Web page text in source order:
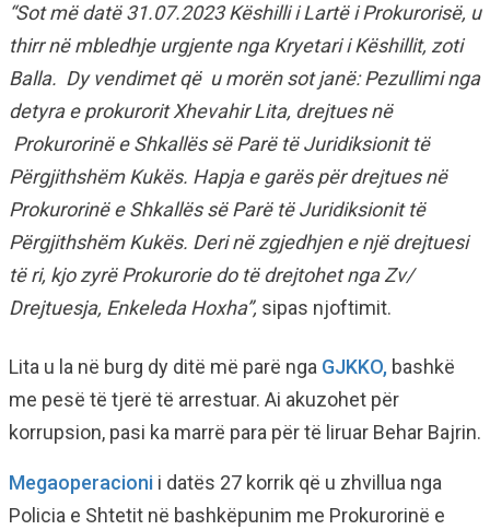
“Sot më datë 31.07.2023 Këshilli i Lartë i Prokurorisë, u
thirr në mbledhje urgjente nga Kryetari i Këshillit, zoti
Balla. Dy vendimet që u morën sot janë: Pezullimi nga
detyra e prokurorit Xhevahir Lita, drejtues në
Prokurorinë e Shkallës së Parë të Juridiksionit të
Përgjithshëm Kukës. Hapja e garës për drejtues në
Prokurorinë e Shkallës së Parë të Juridiksionit të
Përgjithshëm Kukës. Deri në zgjedhjen e një drejtuesi
të ri, kjo zyrë Prokurorie do të drejtohet nga Zv/
Drejtuesja, Enkeleda Hoxha”, sipas njoftimit.
Lita u la në burg dy ditë më parë nga GJKKO, bashkë
me pesë të tjerë të arrestuar. Ai akuzohet për
korrupsion, pasi ka marrë para për të liruar Behar Bajrin.
Megaoperacioni i datës 27 korrik që u zhvillua nga
Policia e Shtetit në bashkëpunim me Prokurorinë e